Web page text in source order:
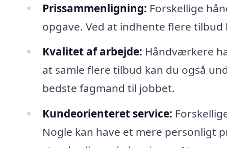
Prissammenligning: Forskellige
opgave. Ved at indhente flere
Kvalitet af arbejde: Håndværkere
at samle flere tilbud kan du også
bedste fagmand til jobbet.
Kundeorienteret service:
Nogle kan have et mere personligt